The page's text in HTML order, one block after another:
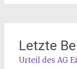
Letzte
Urteil des AG